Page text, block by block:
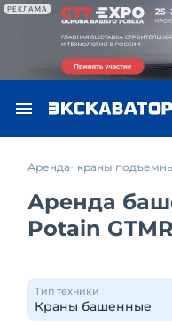
РЕКЛАМА
Аренда краны
Аренда
Potain
Тип техники